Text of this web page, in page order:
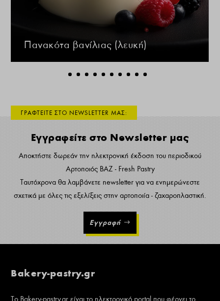
Πανακότα βανίλιας (λευκή)
ΓΡΑΦΤΕΙΤΕ ΣΤΟ NEWSLETTER ΜΑΣ:
Εγγραφείτε στο Newsletter μας
Αποκτήστε δωρεάν την ηλεκτρονική έκδοση του περιοδικού
Αρτοποιός ΒΑΖ - Fresh Pastry
Ταυτόχρονα θα λαμβάνετε newsletter για να ενημερώνεστε
σχετικά με όλες τις εξελίξεις στην αρτοποιία - ζαχαροπλαστική.
Εγγραφή
Bakery-pastry.gr
Το Bakery-pastry.gr είναι το ηλεκτρονικό portal που φέρνει το